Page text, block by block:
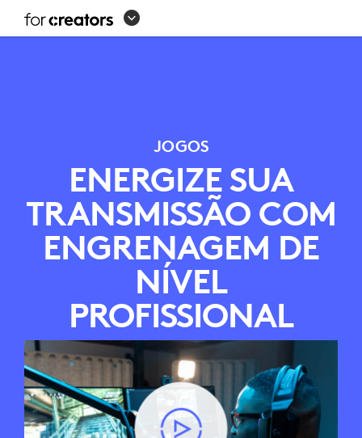
CONFIGURAÇÃO
JOGOS
ENERGIZE SUA
TRANSMISSÃO COM
ENGRENAGEM DE
NÍVEL
PROFISSIONAL